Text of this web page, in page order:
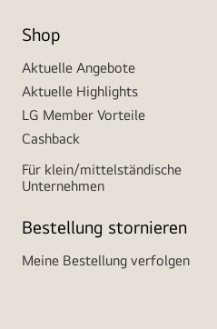
Shop
Aktuelle Angebote
Aktuelle Highlights
LG Member Vorteile
Cashback
Für klein/mittelständische
Unternehmen
Bestellung stornieren
Meine Bestellung verfolgen